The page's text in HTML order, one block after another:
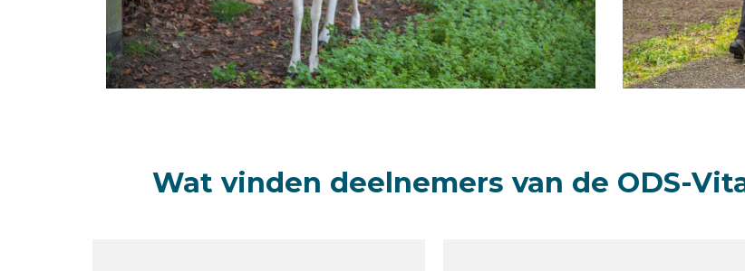
Wat vinden deelnemers van de ODS-